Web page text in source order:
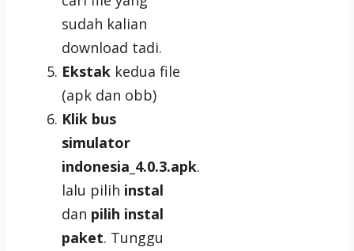
sudah kalian
download tadi.
Ekstak kedua file
(apk dan obb)
Klik bus
simulator
indonesia_4.0.3.apk.
lalu pilih instal
dan pilih instal
paket. Tunggu